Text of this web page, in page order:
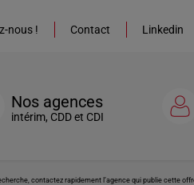
nous ! Contact Linkedin
Nos agences
intérim, CDD et CDI
contactez rapidement l’agence qui publie cette